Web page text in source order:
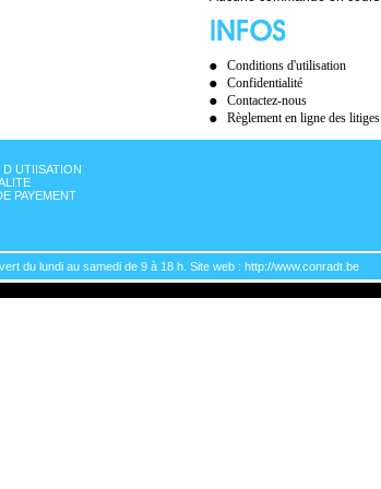
Conditions d'utilisation
Confidentialité
Contactez-nous
Règlement en ligne des litiges
UTIISATION
PAYEMENT
du lundi au samedi de 9 à 18 h. Site web : http://www.conradt.be